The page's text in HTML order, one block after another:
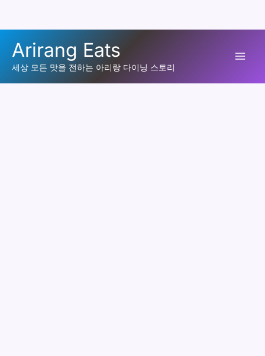
로
Arirang Eats
세상 모든 맛을 전하는 아리랑 다이닝 스토리